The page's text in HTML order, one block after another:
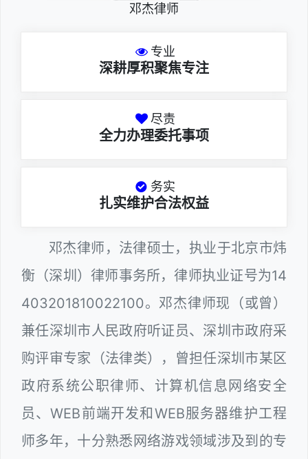
邓杰律师
专业
深耕厚积聚焦专注
尽责
全力办理委托事项
务实
扎实维护合法权益
邓杰律师，法律硕士，执业于北京市炜
衡（深圳）律师事务所，律师执业证号为14
403201810022100。邓杰律师现（或曾）
兼任深圳市人民政府听证员、深圳市政府采
购评审专家（法律类），曾担任深圳市某区
政府系统公职律师、计算机信息网络安全
员、WEB前端开发和WEB服务器维护工程
师多年，十分熟悉网络游戏领域涉及到的专